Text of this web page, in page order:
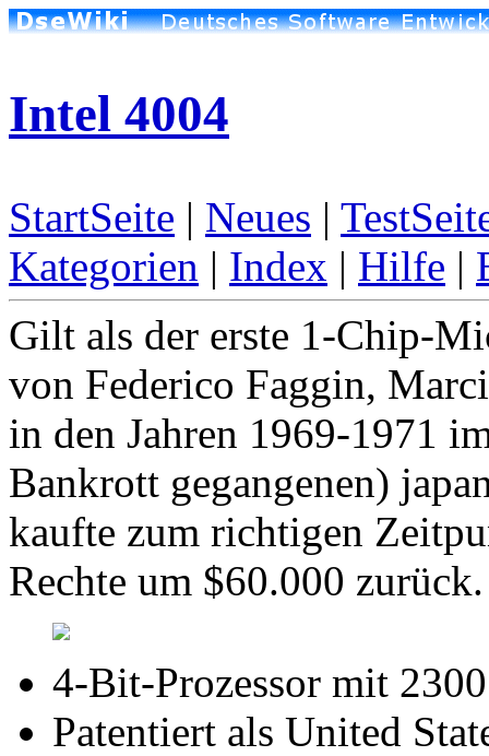
Intel 4004
StartSeite | Neues |
Kategorien | Index | Hilfe |
Gilt als der erste 1-Chip-
von Federico Faggin,
in den Jahren 1969-1971
Bankrott gegangenen)
kaufte zum richtigen
Rechte um $60.000 zurück.
4-Bit-Prozessor mit
Patentiert als United